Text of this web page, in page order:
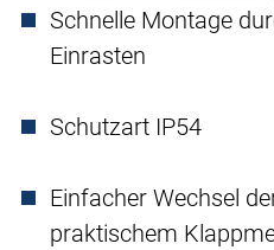
Schnelle Montage
Einrasten
Schutzart IP54
Einfacher Wechsel
praktischem